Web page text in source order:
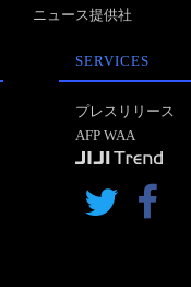
ニュース提供社
SERVICES
プレスリリース
AFP WAA